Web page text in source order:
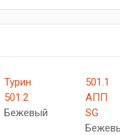
Турин
501.2
Бежевый
501.1
АПП
SG